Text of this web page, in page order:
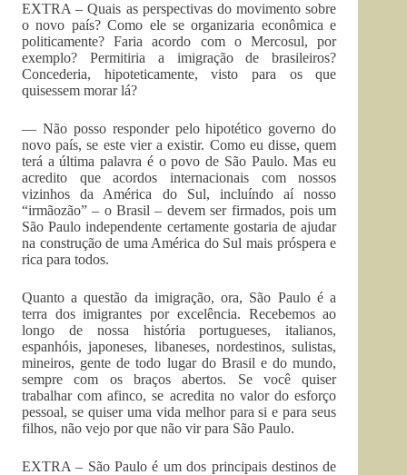
EXTRA – Quais as perspectivas do movimento sobre
o novo país? Como ele se organizaria econômica e
politicamente? Faria acordo com o Mercosul, por
exemplo? Permitiria a imigração de brasileiros?
Concederia, hipoteticamente, visto para os que
quisessem morar lá?
— Não posso responder pelo hipotético governo do
novo país, se este vier a existir. Como eu disse, quem
terá a última palavra é o povo de São Paulo. Mas eu
acredito que acordos internacionais com nossos
vizinhos da América do Sul, incluíndo aí nosso
“irmãozão” – o Brasil – devem ser firmados, pois um
São Paulo independente certamente gostaria de ajudar
na construção de uma América do Sul mais próspera e
rica para todos.
Quanto a questão da imigração, ora, São Paulo é a
terra dos imigrantes por excelência. Recebemos ao
longo de nossa história portugueses, italianos,
espanhóis, japoneses, libaneses, nordestinos, sulistas,
mineiros, gente de todo lugar do Brasil e do mundo,
sempre com os braços abertos. Se você quiser
trabalhar com afinco, se acredita no valor do esforço
pessoal, se quiser uma vida melhor para si e para seus
filhos, não vejo por que não vir para São Paulo.
EXTRA – São Paulo é um dos principais destinos de